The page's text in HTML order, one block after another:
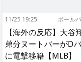
11/25 19:25 ボール
【海外の反応】大谷
弟分ヌートバーがD
に電撃移籍【MLB】